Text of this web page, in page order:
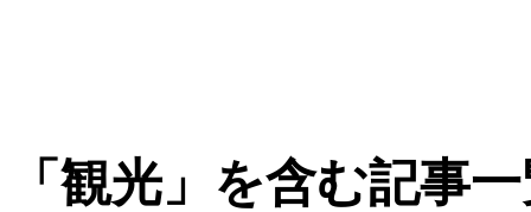
「観光」を含む記事